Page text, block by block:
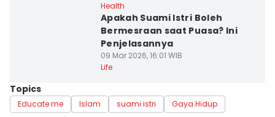
Health
Apakah Suami Istri Boleh
Bermesraan saat Puasa? Ini
Penjelasannya
09 Mar 2026, 16:01 WIB
Life
Topics
Educate me Islam suami istri Gaya Hidup